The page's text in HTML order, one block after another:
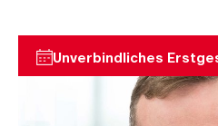
Unverbindliches